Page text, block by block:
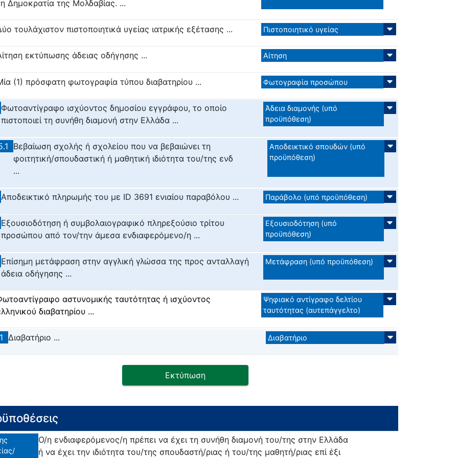
Δημοκρατία της Μολδαβίας. ...
τουλάχιστον πιστοποιητικά υγείας ιατρικής εξέτασης ... Πιστοποιητικό υγείας
εκτύπωσης άδειας οδήγησης ... Αίτηση
(1) πρόσφατη φωτογραφία τύπου διαβατηρίου ... Φωτογραφία προσώπου
Φωτοαντίγραφο ισχύοντος δημοσίου εγγράφου, το οποίο
πιστοποιεί τη συνήθη διαμονή στην Ελλάδα ...
Άδεια διαμονής (υπό
προϋπόθεση)
Βεβαίωση σχολής ή σχολείου που να βεβαιώνει τη
φοιτητική/σπουδαστική ή μαθητική ιδιότητα του/της ενδ
...
Αποδεικτικό σπουδών (υπό
προϋπόθεση)
Αποδεικτικό πληρωμής του με ID 3691 ενιαίου παραβόλου ... Παράβολο (υπό προϋπόθεση)
Εξουσιοδότηση ή συμβολαιογραφικό πληρεξούσιο τρίτου
προσώπου από τον/την άμεσα ενδιαφερόμενο/η ...
Εξουσιοδότηση (υπό
προϋπόθεση)
Επίσημη μετάφραση στην αγγλική γλώσσα της προς ανταλλαγή
άδεια οδήγησης ...
Μετάφραση (υπό προϋπόθεση)
αστυνομικής ταυτότητας ή ισχύοντος
διαβατηρίου ...
Ψηφιακό αντίγραφο δελτίου
ταυτότητας (αυτεπάγγελτο)
Διαβατήριο ... Διαβατήριο
Εκτύπωση
Ο/η ενδιαφερόμενος/η πρέπει να έχει τη συνήθη διαμονή του/της στην Ελλάδα
ή να έχει την ιδιότητα του/της σπουδαστή/ριας ή του/της μαθητή/ριας επί έξι